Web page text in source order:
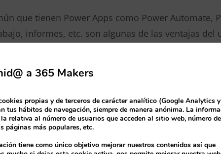
que tienen Power Apps como Power Automate,
informes, etc. son algunas de las ventajas del
tus datos cobren vida
el mercado, Power BI es una de las soluciones de
a 365 Makers
propias y de terceros de carácter analítico (Google Analytics y
tus hábitos de navegación, siempre de manera anónima. La
relativa al número de usuarios que acceden al sitio web, número
páginas más populares, etc.
tiene como único objetivo mejorar nuestros contenidos así que